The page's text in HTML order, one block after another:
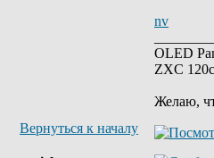
nv
OLED
ZXC
Желаю,
Вернуться к началу